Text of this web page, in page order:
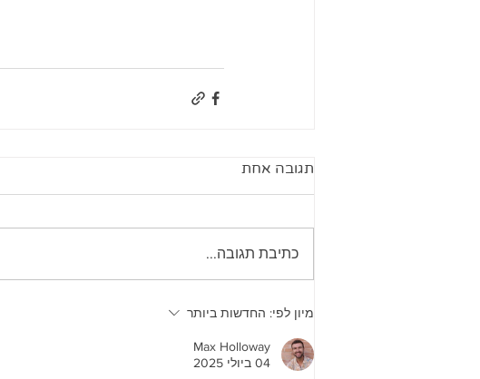
תגובה אחת
כתיבת תגובה...
מיון לפי: החדשות ביותר
Max Holloway
04 ביולי 2025